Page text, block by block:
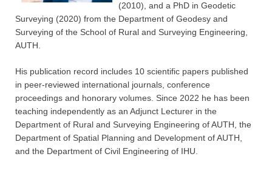
(2010), and a PhD in Geodetic
Surveying (2020) from the Department of Geodesy and
Surveying of the School of Rural and Surveying Engineering,
AUTH.
His publication record includes 10 scientific papers published
in peer-reviewed international journals, conference
proceedings and honorary volumes. Since 2022 he has been
teaching independently as an Adjunct Lecturer in the
Department of Rural and Surveying Engineering of AUTH, the
Department of Spatial Planning and Development of AUTH,
and the Department of Civil Engineering of IHU.